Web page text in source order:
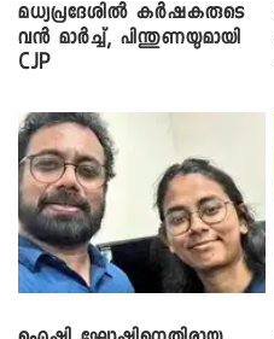
മധ്യപ്രദേശിൽ കർഷകരുടെ
വൻ മാർച്ച്, പിന്തുണയുമായി
CJP